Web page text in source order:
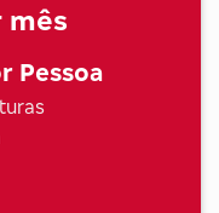
mês
Pessoa